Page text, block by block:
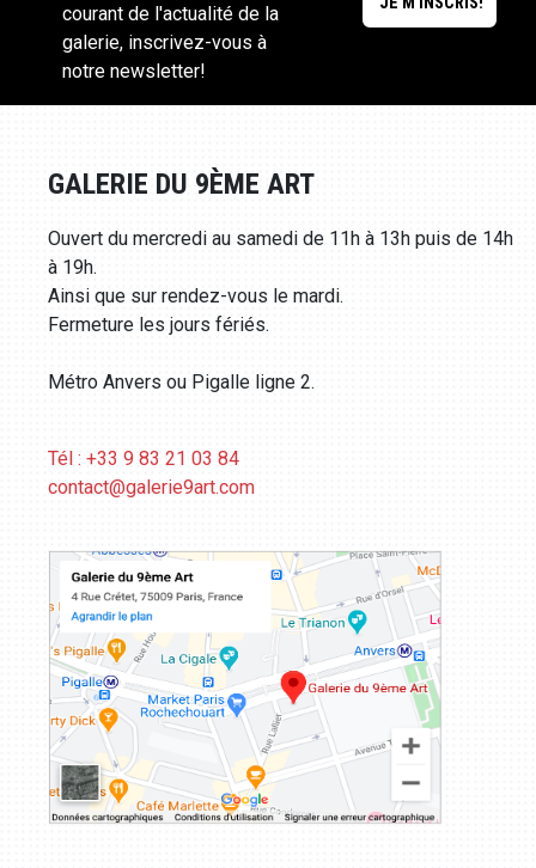
courant de l'actualité de la
galerie, inscrivez-vous à
notre newsletter!
GALERIE DU 9ÈME ART
Ouvert du mercredi au samedi de 11h à 13h puis de 14h
à 19h.
Ainsi que sur rendez-vous le mardi.
Fermeture les jours fériés.
Métro Anvers ou Pigalle ligne 2.
Tél : +33 9 83 21 03 84
contact@galerie9art.com